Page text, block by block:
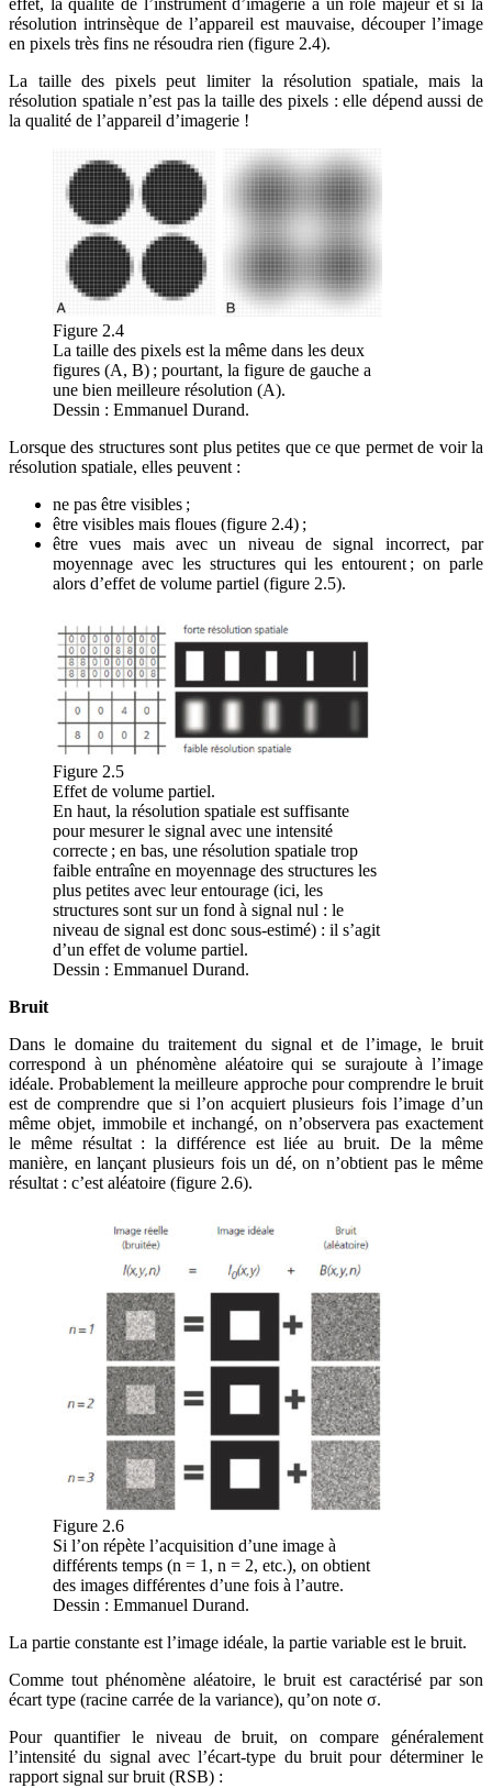
effet, la qualité de l’instrument d’imagerie a un rôle majeur et si la
résolution intrinsèque de l’appareil est mauvaise, découper l’image
en pixels très fins ne résoudra rien (figure 2.4).
La taille des pixels peut limiter la résolution spatiale, mais la
résolution spatiale n’est pas la taille des pixels : elle dépend aussi de
la qualité de l’appareil d’imagerie !
Figure 2.4
La taille des pixels est la même dans les deux
figures (A, B) ; pourtant, la figure de gauche a
une bien meilleure résolution (A).
Dessin : Emmanuel Durand.
Lorsque des structures sont plus petites que ce que permet de voir la
résolution spatiale, elles peuvent :
ne pas être visibles ;
être visibles mais floues (figure 2.4) ;
être vues mais avec un niveau de signal incorrect, par
moyennage avec les structures qui les entourent ; on parle
alors d’effet de volume partiel (figure 2.5).
Figure 2.5
Effet de volume partiel.
En haut, la résolution spatiale est suffisante
pour mesurer le signal avec une intensité
correcte ; en bas, une résolution spatiale trop
faible entraîne en moyennage des structures les
plus petites avec leur entourage (ici, les
structures sont sur un fond à signal nul : le
niveau de signal est donc sous-estimé) : il s’agit
d’un effet de volume partiel.
Dessin : Emmanuel Durand.
Bruit
Dans le domaine du traitement du signal et de l’image, le bruit
correspond à un phénomène aléatoire qui se surajoute à l’image
idéale. Probablement la meilleure approche pour comprendre le bruit
est de comprendre que si l’on acquiert plusieurs fois l’image d’un
même objet, immobile et inchangé, on n’observera pas exactement
le même résultat : la différence est liée au bruit. De la même
manière, en lançant plusieurs fois un dé, on n’obtient pas le même
résultat : c’est aléatoire (figure 2.6).
Figure 2.6
Si l’on répète l’acquisition d’une image à
différents temps (n = 1, n = 2, etc.), on obtient
des images différentes d’une fois à l’autre.
Dessin : Emmanuel Durand.
La partie constante est l’image idéale, la partie variable est le bruit.
Comme tout phénomène aléatoire, le bruit est caractérisé par son
écart type (racine carrée de la variance), qu’on note σ.
Pour quantifier le niveau de bruit, on compare généralement
l’intensité du signal avec l’écart-type du bruit pour déterminer le
rapport signal sur bruit (RSB) :